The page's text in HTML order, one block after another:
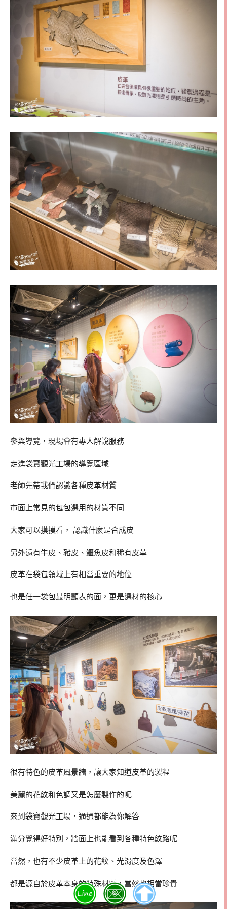
參與導覽，現場會有專人解說服務
走進袋寶觀光工場的導覽區域
老師先帶我們認識各種皮革材質
市面上常見的包包選用的材質不同
大家可以摸摸看， 認識什麼是合成皮
另外還有牛皮、豬皮、鱷魚皮和稀有皮革
皮革在袋包領域上有相當重要的地位
也是任一袋包最明顯表的面，更是選材的核心
很有特色的皮革風景牆，讓大家知道皮革的製程
美麗的花紋和色調又是怎麼製作的呢
來到袋寶觀光工場，通通都能為你解答
滿分覺得好特別，牆面上也能看到各種特色紋路呢
當然，也有不少皮革上的花紋、光滑度及色澤
都是源自於皮革本身的特殊材質，當然也相當珍貴